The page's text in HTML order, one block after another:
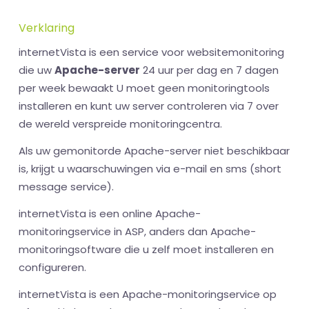
Verklaring
internetVista is een service voor websitemonitoring
die uwApache-server 24 uur per dag en 7 dagen
per week bewaakt U moet geen monitoringtools
installeren en kunt uw server controleren via 7 over
de wereld verspreide monitoringcentra.
Als uw gemonitorde Apache-server niet beschikbaar
is, krijgt u waarschuwingen via e-mail en sms (short
message service).
internetVista is een online Apache-
monitoringservice in ASP, anders dan Apache-
monitoringsoftware die u zelf moet installeren en
configureren.
internetVista is een Apache-monitoringservice op